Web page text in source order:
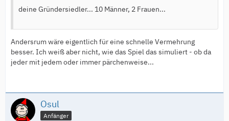
deine Gründersiedler... 10 Männer, 2 Frauen...
Andersrum wäre eigentlich für eine schnelle Vermehrung
besser. Ich weiß aber nicht, wie das Spiel das simuliert - ob da
jeder mit jedem oder immer pärchenweise...
Osul
Anfänger